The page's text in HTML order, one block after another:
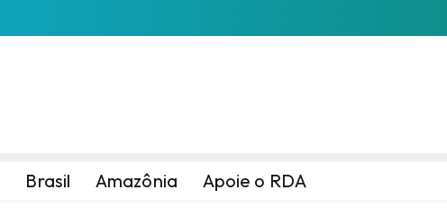
Brasil Amazônia Apoie o RDA